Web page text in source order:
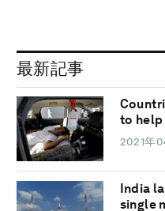
最新記事
to help
2021年
India
single